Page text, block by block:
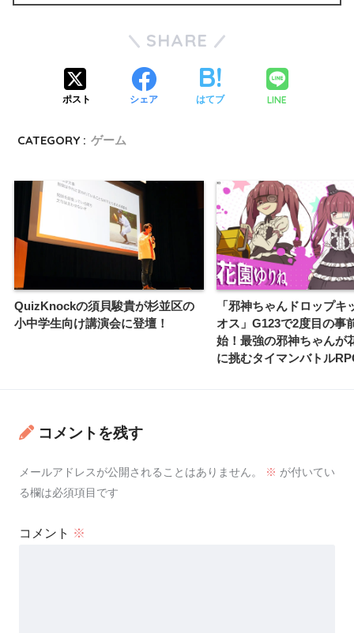
SHARE
ポスト シェア はてブ LINE
CATEGORY : ゲーム
QuizKnockの須貝駿貴が杉並区の
小中学生向け講演会に登壇！
「邪神ちゃんドロップキ
オス」G123で2度目の事
始！最強の邪神ちゃんが
に挑むタイマンバトル
コメントを残す
メールアドレスが公開されることはありません。 ※ が付いてい
る欄は必須項目です
コメント ※